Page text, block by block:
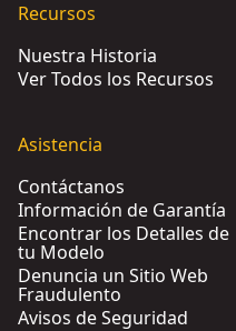
Recursos
Nuestra Historia
Ver Todos los Recursos
Asistencia
Contáctanos
Información de Garantía
Encontrar los Detalles de
tu Modelo
Denuncia un Sitio Web
Fraudulento
Avisos de Seguridad